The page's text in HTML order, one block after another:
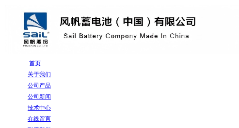
首页
关于我们
公司产品
公司新闻
技术中心
在线留言